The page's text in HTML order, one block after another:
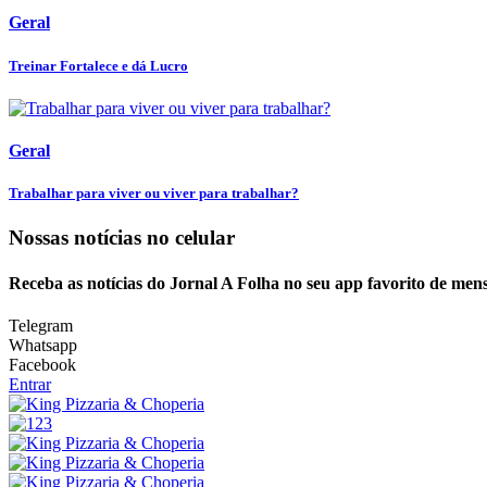
Geral
Treinar Fortalece e dá Lucro
Geral
Trabalhar para viver ou viver para trabalhar?
Nossas notícias no celular
Receba as notícias do Jornal A Folha no seu app favorito de
Telegram
Whatsapp
Facebook
Entrar